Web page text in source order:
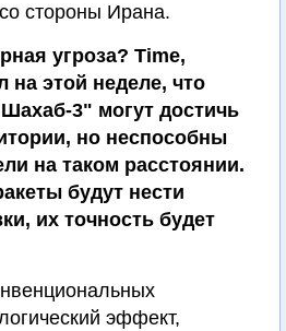
со стороны Ирана.
угроза? Time,
на этой неделе, что
3" могут достичь
но неспособны
на таком расстоянии.
будут нести
их точность будет
эффект,